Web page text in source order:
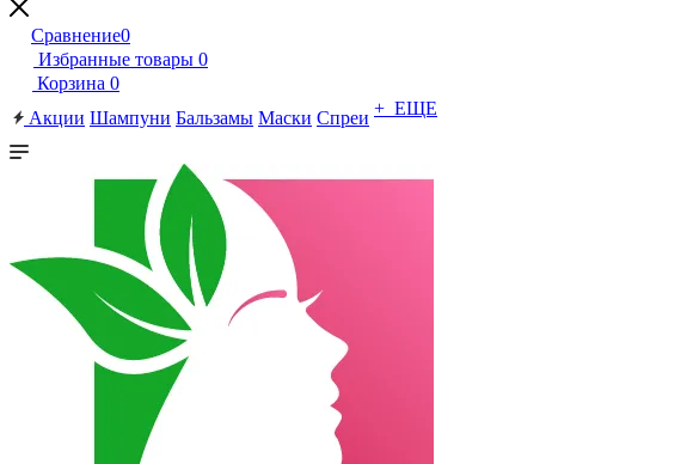
Сравнение0
Избранные товары 0
Корзина 0
Акции Шампуни Бальзамы Маски Спреи + ЕЩЕ